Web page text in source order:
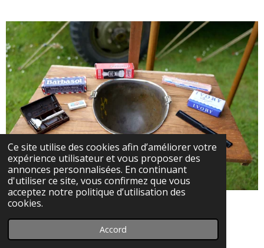
Ce site utilise des cookies afin d’améliorer votre
expérience utilisateur et vous proposer des
annonces personnalisées. En continuant
d'utiliser ce site, vous confirmez que vous
acceptez notre politique d’utilisation des
cookies.
Accord